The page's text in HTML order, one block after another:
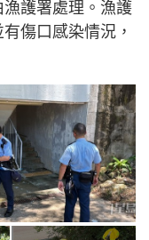
護署處理。漁護
傷口感染情況，